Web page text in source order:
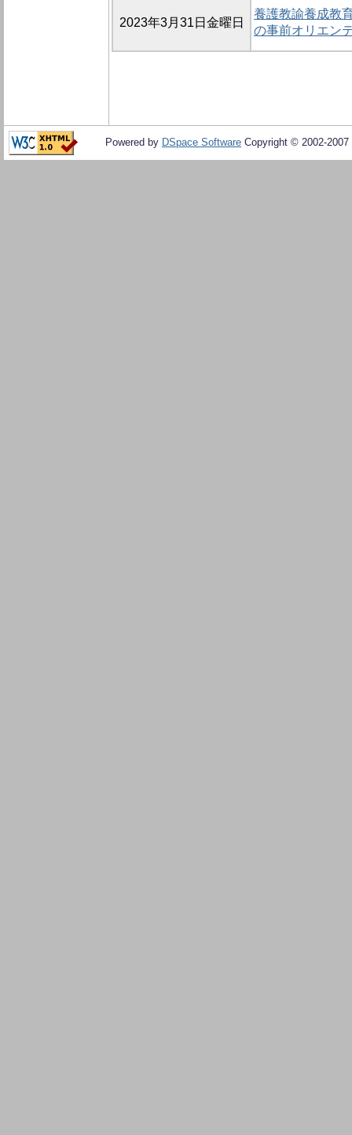
2023年3月31日金曜日
養護教諭養成教
の事前オリエン
Powered by DSpace Software Copyright © 2002-2007